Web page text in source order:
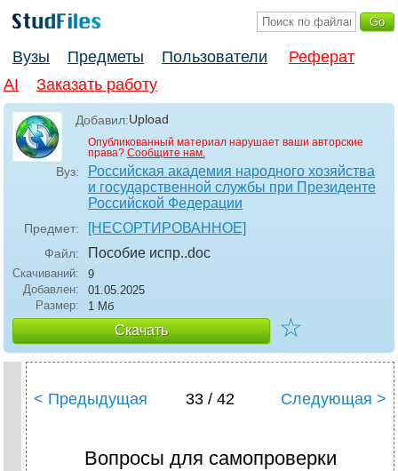
Вузы Предметы Пользователи
Реферат
AI
Заказать работу
Добавил:Upload
Опубликованный материал нарушает ваши авторские
права? Сообщите нам.
Вуз:
Российская академия народного хозяйства
и государственной службы при Президенте
Российской Федерации
Предмет: [НЕСОРТИРОВАННОЕ]
Файл: Пособие испр..doc
Скачиваний:
9
Добавлен:
01.05.2025
Размер:
1 Мб
Скачать ☆
< Предыдущая 33 / 42 Следующая >
Вопросы для самопроверки